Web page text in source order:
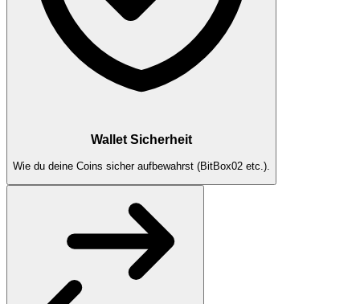
Wallet Sicherheit
Wie du deine Coins sicher aufbewahrst (BitBox02 etc.).